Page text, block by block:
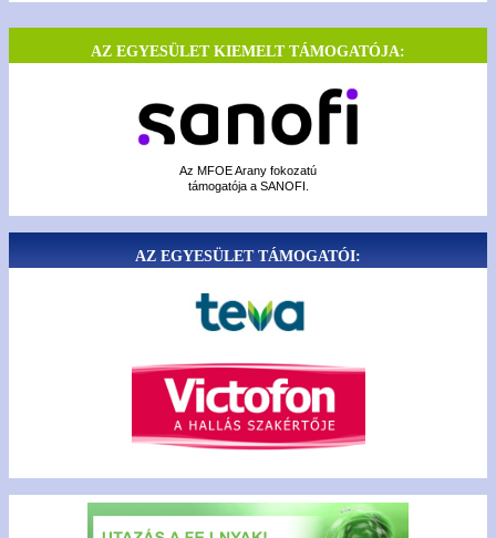
AZ EGYESÜLET KIEMELT TÁMOGATÓJA:
Az MFOE Arany fokozatú
támogatója a SANOFI.
AZ EGYESÜLET TÁMOGATÓI: